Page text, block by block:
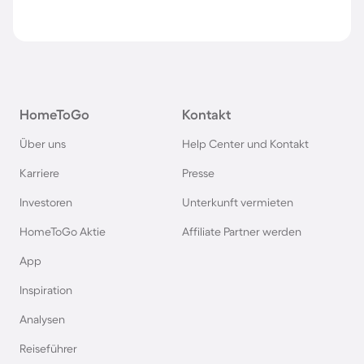
HomeToGo
Über uns
Karriere
Investoren
HomeToGo Aktie
App
Inspiration
Analysen
Reiseführer
Kontakt
Help Center und Kontakt
Presse
Unterkunft vermieten
Affiliate Partner werden